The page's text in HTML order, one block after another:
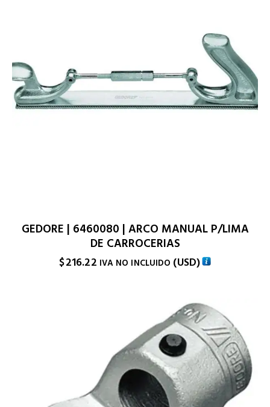
GEDORE | 6460080 | ARCO MANUAL P/LIMA
DE CARROCERIAS
$216.22 IVA NO INCLUIDO (USD)